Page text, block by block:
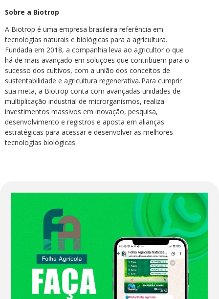
Sobre a Biotrop
A Biotrop é uma empresa brasileira referência em
tecnologias naturais e biológicas para a agricultura.
Fundada em 2018, a companhia leva ao agricultor o que
há de mais avançado em soluções que contribuem para o
sucesso dos cultivos, com a união dos conceitos de
sustentabilidade e agricultura regenerativa. Para cumprir
sua meta, a Biotrop conta com avançadas unidades de
multiplicação industrial de microrganismos, realiza
investimentos massivos em inovação, pesquisa,
desenvolvimento e registros e aposta em alianças
estratégicas para acessar e desenvolver as melhores
tecnologias biológicas.